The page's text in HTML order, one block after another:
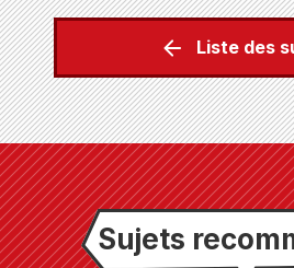
Liste des
Sujets